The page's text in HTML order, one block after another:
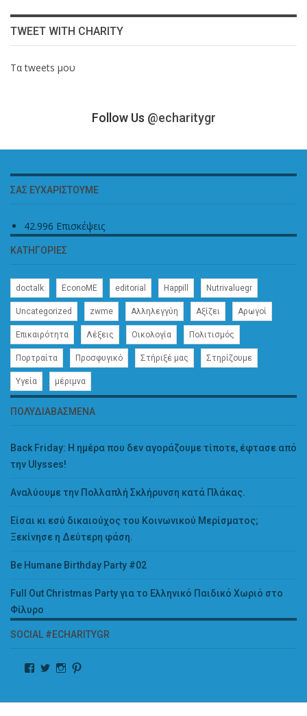
TWEET WITH CHARITY
Τα tweets μου
Follow Us @echaritygr
ΣΑΣ ΕΥΧΑΡΙΣΤΟΎΜΕ
42.996 Επισκέψεις
ΚΑΤΗΓΟΡΊΕΣ
doctalk EconoME editorial Happill Nutrivaluegr
Uncategorized zwme Αλληλεγγύη Αξίζει Αρωγοί
Επικαιρότητα Λέξεις Οικολογία Πολιτισμός
Πορτραίτα Προσφυγικό Στήριξέ μας Στηρίζουμε
Υγεία μέριμνα
ΠΟΛΥΔΙΑΒΑΣΜΈΝΑ
Back Friday: H ημέρα που δεν αγοράζουμε τίποτε, έφτασε από
την Ulysses!
Αναλύουμε την Πολλαπλή Σκλήρυνση κατά Πλάκας.
Είσαι κι εσύ δικαιούχος του Κοινωνικού Μερίσματος;
Ξεκίνησε η Δεύτερη φάση.
Be Humane Birthday Party #02
Full Out Christmas Party για το Ελληνικό Παιδικό Χωριό στο
Φίλυρο
SOCIAL #ECHARITYGR